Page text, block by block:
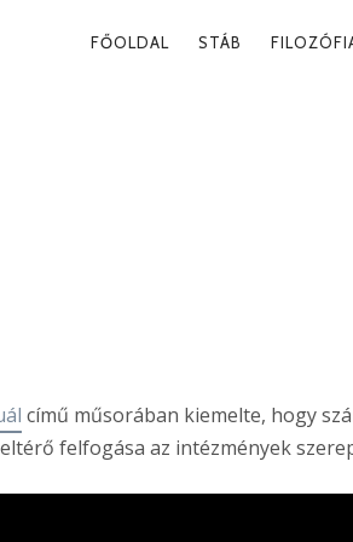
PRIMARY
FŐOLDAL STÁB
című műsorában kiemelte, hogy
felfogása az intézmények